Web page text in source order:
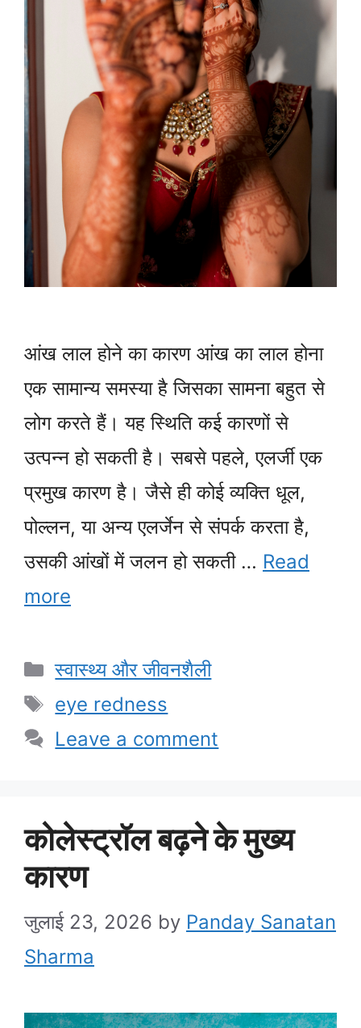
आंख लाल होने का कारण आंख का लाल होना
एक सामान्य समस्या है जिसका सामना बहुत से
लोग करते हैं। यह स्थिति कई कारणों से
उत्पन्न हो सकती है। सबसे पहले, एलर्जी एक
प्रमुख कारण है। जैसे ही कोई व्यक्ति धूल,
पोल्लन, या अन्य एलर्जेन से संपर्क करता है,
उसकी आंखों में जलन हो सकती … Read
more
Categories
स्वास्थ्य और जीवनशैली
Tags
eye redness
Leave a comment
कोलेस्ट्रॉल बढ़ने के मुख्य
कारण
जुलाई 23, 2026 by Panday Sanatan
Sharma